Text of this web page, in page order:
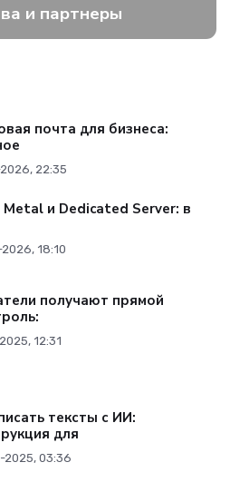
и партнеры
почта для бизнеса:
22:35
Metal и Dedicated Server: в
18:10
получают прямой
12:31
тексты с ИИ:
для
2025, 03:36